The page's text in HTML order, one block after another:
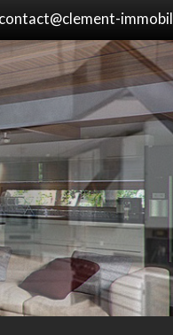
contact@clement-